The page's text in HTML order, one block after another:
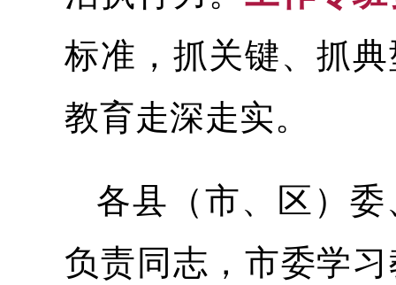
标准，抓关键、抓
教育走深走实。
各县（市、区）
负责同志，市委学